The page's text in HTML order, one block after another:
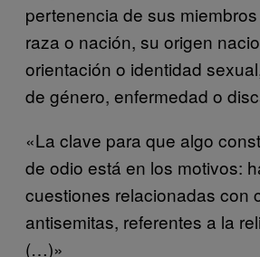
pertenencia de sus
raza o nación, su origen
orientación o identidad
de género, enfermedad o
«La clave para que algo
de odio está en los motivos:
cuestiones relacionadas con
antisemitas, referentes a la
(…)»